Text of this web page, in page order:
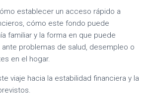
establecer un acceso rápido a
cómo este fondo puede
familiar y la forma en que puede
problemas de salud, desempleo o
en el hogar.
viaje hacia la estabilidad financiera y la